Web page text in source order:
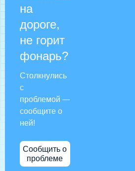
на
дороге,
не горит
фонарь?
Столкнулись
с
проблемой —
сообщите о
ней!
Сообщить о
проблеме